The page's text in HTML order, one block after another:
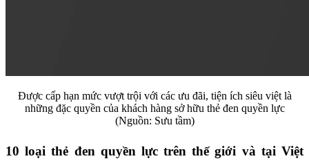
Được cấp hạn mức vượt trội với các ưu đãi, tiện ích siêu việt là
những đặc quyền của khách hàng sở hữu thẻ đen quyền lực
(Nguồn: Sưu tầm)
10 loại thẻ đen quyền lực trên thế giới và tại Việt